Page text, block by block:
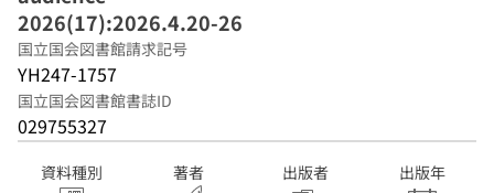
区 TV personal
audience
2026(17):2026.4.20-26
国立国会図書館請求記号
YH247-1757
国立国会図書館書誌ID
029755327
資料種別 著者 出版者 出版年